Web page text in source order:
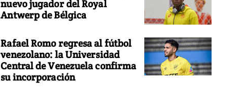
nuevo jugador del Royal
Antwerp de Bélgica
Rafael Romo regresa al fútbol
venezolano: la Universidad
Central de Venezuela confirma
su incorporación